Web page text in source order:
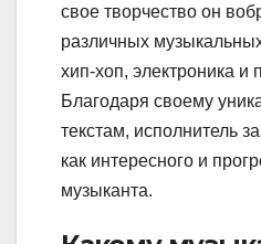
свое творчество он
различных
хип-хоп, электроника и
Благодаря своему
текстам, исполнитель
как интересного и
музыканта.